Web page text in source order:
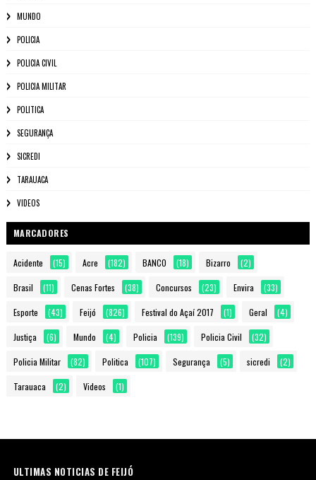
MUNDO
POLICIA
POLICIA CIVIL
POLICIA MILITAR
POLITICA
SEGURANÇA
SICREDI
TARAUACA
VIDEOS
MARCADORES
Acidente (15) Acre (182) BANCO (18) Bizarro (2)
Brasil (11) Cenas Fortes (38) Concursos (23) Envira (33)
Esporte (43) Feijó (826) Festival do Açaí 2017 (1) Geral (4)
Justiça (6) Mundo (4) Policia (139) Policia Civil (32)
Policia Militar (82) Politica (107) Segurança (5) sicredi (2)
Tarauaca (2) Videos (1)
ULTIMAS NOTICIAS DE FEIJÓ